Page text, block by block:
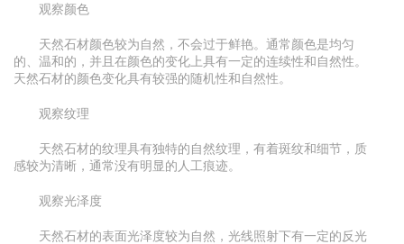
观察颜色
天然石材颜色较为自然，不会过于鲜艳。通常颜色是均匀
的、温和的，并且在颜色的变化上具有一定的连续性和自然性。
天然石材的颜色变化具有较强的随机性和自然性。
观察纹理
天然石材的纹理具有独特的自然纹理，有着斑纹和细节，质
感较为清晰，通常没有明显的人工痕迹。
观察光泽度
天然石材的表面光泽度较为自然，光线照射下有一定的反光